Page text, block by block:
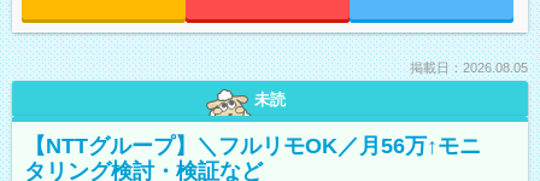
掲載日：2026.08.05
未読
【NTTグループ】＼フルリモOK／月56万↑モニ
タリング検討・検証など